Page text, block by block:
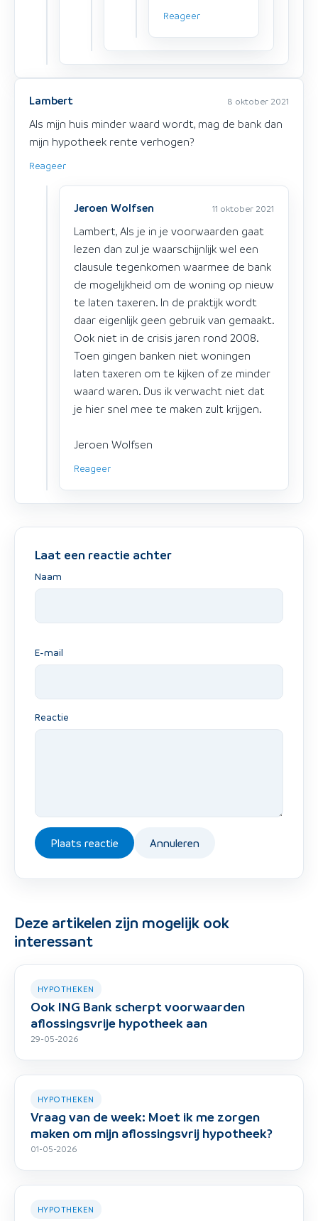
Reageer
Lambert 8 oktober 2021
Als mijn huis minder waard wordt, mag de bank dan
mijn hypotheek rente verhogen?
Reageer
Jeroen Wolfsen 11 oktober 2021
Lambert, Als je in je voorwaarden gaat
lezen dan zul je waarschijnlijk wel een
clausule tegenkomen waarmee de bank
de mogelijkheid om de woning op nieuw
te laten taxeren. In de praktijk wordt
daar eigenlijk geen gebruik van gemaakt.
Ook niet in de crisis jaren rond 2008.
Toen gingen banken niet woningen
laten taxeren om te kijken of ze minder
waard waren. Dus ik verwacht niet dat
je hier snel mee te maken zult krijgen.
Jeroen Wolfsen
Reageer
Laat een reactie achter
Naam
E-mail
Reactie
Plaats reactie Annuleren
Deze artikelen zijn mogelijk ook
interessant
HYPOTHEKEN
Ook ING Bank scherpt voorwaarden
aflossingsvrije hypotheek aan
29-05-2026
HYPOTHEKEN
Vraag van de week: Moet ik me zorgen
maken om mijn aflossingsvrij hypotheek?
01-05-2026
HYPOTHEKEN